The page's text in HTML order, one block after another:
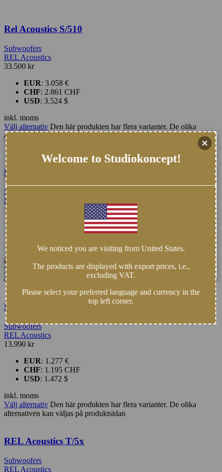
Rel Acoustics S/510
Subwoofers
REL Acoustics
33.500 kr
EUR: 3.058 €
CHF: 2.861 CHF
USD: 3.524 $
inkl. moms
Välj alternativ Den här produkten har flera varianter. De olika
alternativen kan väljas på produktsidan
Rel Acoustics T/9x
Subwoofers
REL Acoustics
18.990
USD :1.998 $
inkl. moms
Välj alternativ Den här produkten har flera varianter. De olika
alternativen kan väljas på produktsidan
Rel Acoustics T/7x
Subwoofers
REL Acoustics
13.990 kr
EUR: 1.277 €
CHF: 1.195 CHF
USD: 1.472 $
inkl. moms
Välj alternativ Den här produkten har flera varianter. De olika
alternativen kan väljas på produktsidan
REL Acoustics T/5x
Subwoofers
REL Acoustics
Welcome to Studiokoncept!
We noticed you are visiting from United States.
The products are displayed with export prices, i.e.,
excluding VAT.
Please select your preferred language and currency in the
top left corner.